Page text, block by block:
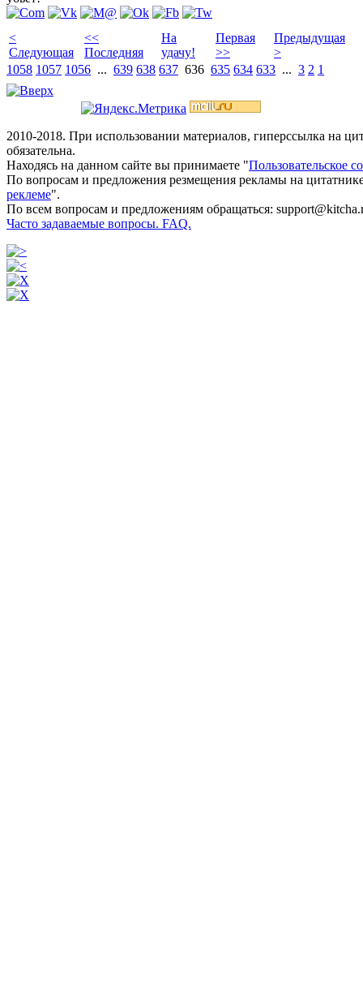
<
Следующая
<<
Последняя
На
удачу!
Первая
>>
Предыдущая
>
1058 1057 1056 ... 639 638 637 636 635 634 633 ... 3 2 1
2010-2018. При использовании материалов, гиперссылка на
обязательна.
Находясь на данном сайте вы принимаете "Пользовательское
По вопросам и предложения резмещения рекламы на
реклеме".
По всем вопросам и предложениям обращаться:
Часто задаваемые вопросы. FAQ.